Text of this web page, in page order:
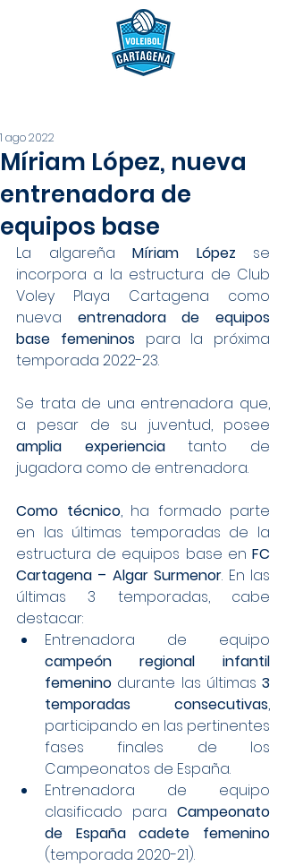
Míriam López, nueva
entrenadora de
equipos base
1 ago 2022
La algareña Míriam López se
incorpora a la estructura de Club
Voley Playa Cartagena como
nueva entrenadora de equipos
base femeninos para la próxima
temporada 2022-23.
Se trata de una entrenadora que,
amplia experiencia tanto de
jugadora como de entrenadora.
Como técnico, ha formado parte
en las últimas temporadas de la
estructura de equipos base en FC
Cartagena – Algar Surmenor. En las
últimas 3 temporadas, cabe
destacar:
campeón regional infantil
femenino durante las últimas 3
temporadas consecutivas,
participando en las pertinentes
fases finales de los
Campeonatos de España.
Entrenadora de equipo
clasificado para Campeonato
de España cadete femenino
(temporada 2020-21).